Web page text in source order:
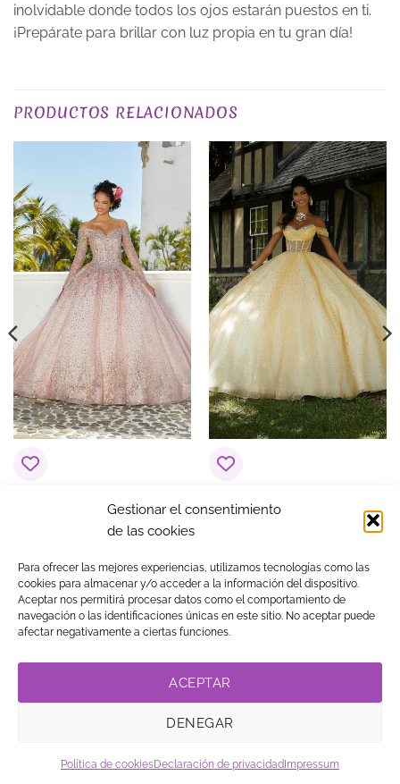
Gestionar el consentimiento
de las cookies
Para ofrecer las mejores experiencias, utilizamos tecnologías como las
cookies para almacenar y/o acceder a la información del dispositivo.
Aceptar nos permitirá procesar datos como el comportamiento de
navegación o las identificaciones únicas en este sitio. No aceptar puede
afectar negativamente a ciertas funciones.
ACEPTAR
DENEGAR
Política de cookiesDeclaración de privacidad Impressum
inolvidable donde todos los ojos estarán puestos en ti.
¡Prepárate para brillar con luz propia en tu gran día!
Verdes
PLAZO DE ENTREGA Plazo de Entrega: 120 días
PRODUCTOS RELACIONADOS
Vestido de 15 años
$1,606.01
Vestido de 15 años
1,374.93
Visa MasterCardAmerican
TIENDA BLOG GUÍA DE COMPRA CONTACTO
COOKIES
PRIVACIDAD
TRABAJA CON NOSOTROS
LINK DE AFILIADOS
15 ®